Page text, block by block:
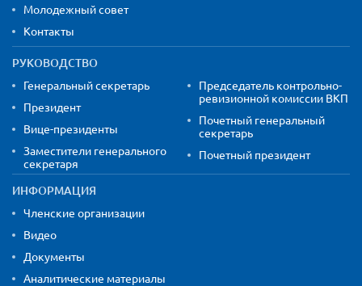
Молодежный совет
Контакты
РУКОВОДСТВО
Генеральный секретарь
Президент
Вице-президенты
Заместители генерального
секретаря
Председатель контрольно-
ревизионной комиссии ВКП
Почетный генеральный
секретарь
Почетный президент
ИНФОРМАЦИЯ
Членские организации
Видео
Документы
Аналитические материалы